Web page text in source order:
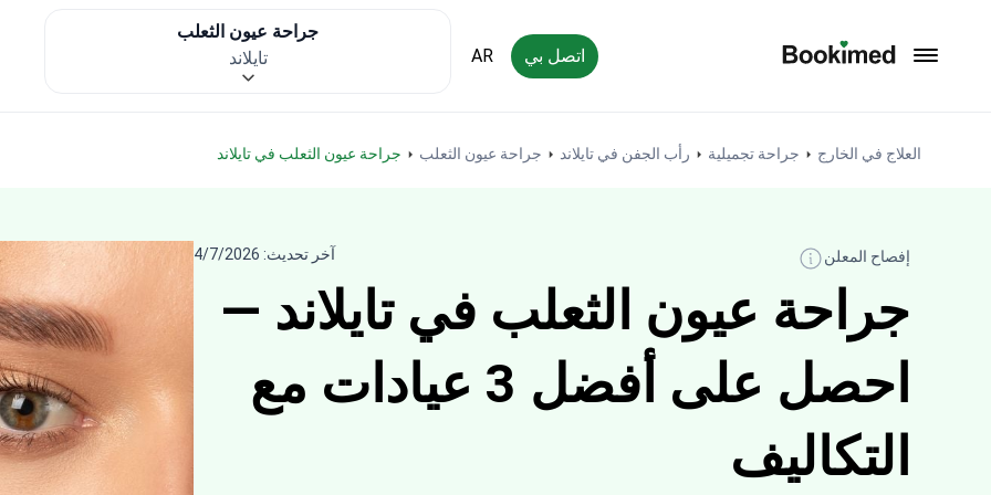
اتصل بي AR
العلاج في الخارج جراحة تجميلية رأب الجفن في تايلاند جراحة عيون الثعلب جراحة عيون الثعلب في تايلاند
جراحة عيون الثعلب
تايلاند
إفصاح المعلن آخر تحديث: 4/7/2026
جراحة عيون الثعلب في تايلاند —
احصل على أفضل 3 عيادات مع
التكاليف